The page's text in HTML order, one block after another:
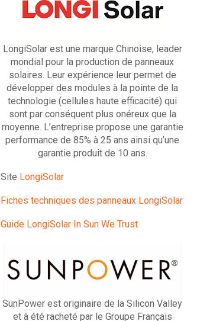
LongiSolar est une marque Chinoise, leader
mondial pour la production de panneaux
solaires. Leur expérience leur permet de
développer des modules à la pointe de la
technologie (cellules haute efficacité) qui
sont par conséquent plus onéreux que la
moyenne. L’entreprise propose une garantie
performance de 85% à 25 ans ainsi qu’une
garantie produit de 10 ans.
Site LongiSolar
Fiches techniques des panneaux LongiSolar
Guide LongiSolar In Sun We Trust
SunPower est originaire de la Silicon Valley
et à été racheté par le Groupe Français